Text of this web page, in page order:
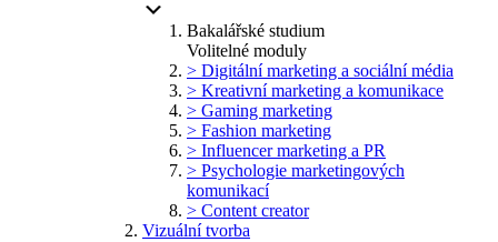
Bakalářské studium
Volitelné moduly
> Digitální marketing a sociální média
> Kreativní marketing a komunikace
> Gaming marketing
> Fashion marketing
> Influencer marketing a PR
> Psychologie marketingových
komunikací
> Content creator
Vizuální tvorba